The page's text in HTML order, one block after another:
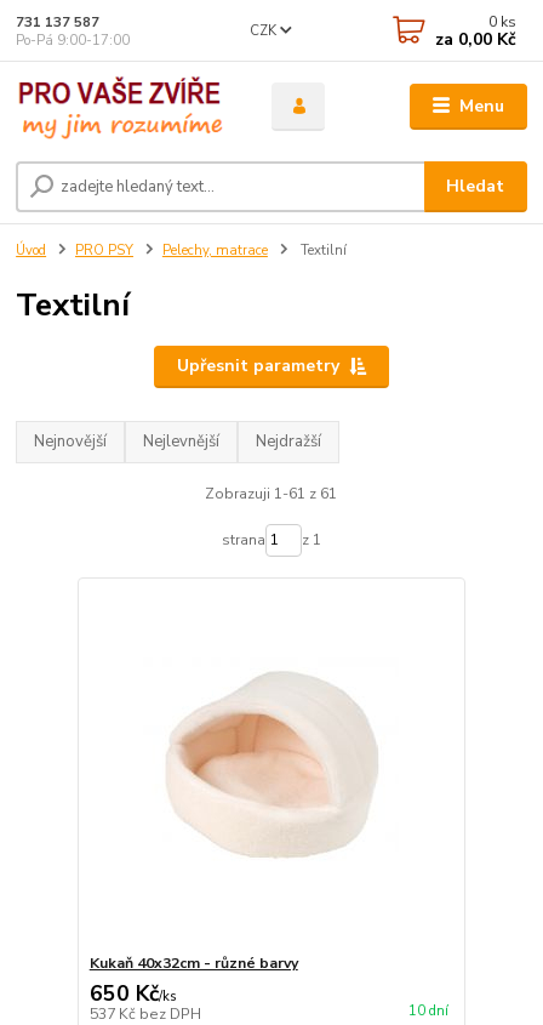
Menu
CZK
Hledat
731 137 587
Po-Pá 9:00-17:00
0 ks
za 0,00 Kč
Úvod PRO PSY Pelechy, matrace Textilní
Textilní
Upřesnit parametry
Nejnovější Nejlevnější Nejdražší
Zobrazuji 1-61 z 61
strana z 1
Kukaň 40x32cm - různé barvy
650 Kč/ks
537 Kč bez DPH 10 dní